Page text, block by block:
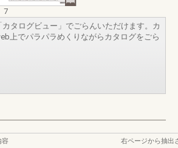
7
タログビュー」でごらんいただけます。カ
上でパラパラめくりながらカタログをごら
容
右ページから抽出